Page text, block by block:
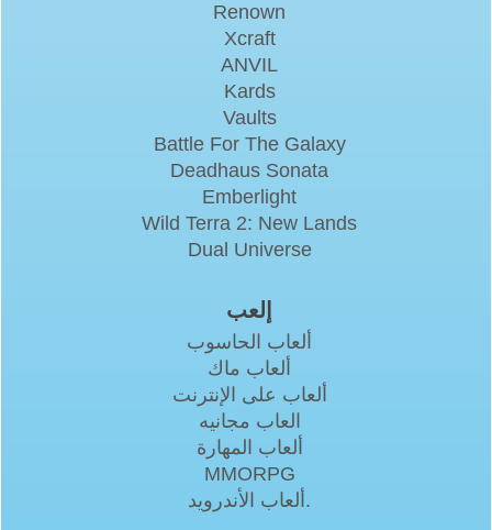
Renown
Xcraft
ANVIL
Kards
Vaults
Battle For The Galaxy
Deadhaus Sonata
Emberlight
Wild Terra 2: New Lands
Dual Universe
إلعب
ألعاب الحاسوب
ألعاب ماك
ألعاب على الإنترنت
العاب مجانيه
ألعاب المهارة
MMORPG
ألعاب الأندرويد.